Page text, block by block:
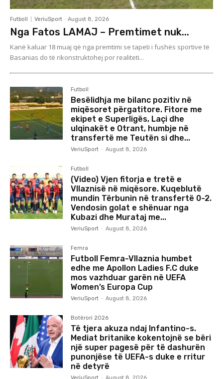
Futboll VeriuSport - August 8, 2026
Nga Fatos LAMAJ – Premtimet nuk...
Kanë kaluar 18 muaj që nga premtimi se tapeti i fushës sportive të
Basanias do të rikonstruktohej por realiteti...
Futboll
Besëlidhja me bilanc pozitiv në
miqësoret përgatitore. Fitore me
ekipet e Superligës, Laçi dhe
ulqinakët e Otrant, humbje në
transfertë me Teutën si dhe...
VeriuSport - August 8, 2026
Futboll
(Video) Vjen fitorja e tretë e
Vllaznisë në miqësore. Kuqeblutë
mundin Tërbunin në transfertë 0-2.
Vendosin golat e shënuar nga
Kubazi dhe Murataj me...
VeriuSport - August 8, 2026
Femra
Futboll Femra-Vllaznia humbet
edhe me Apollon Ladies F.C duke
mos vazhduar garën në UEFA
Women’s Europa Cup
VeriuSport - August 8, 2026
Botërori 2026
Të tjera akuza ndaj Infantino-s.
Mediat britanike kokentojnë se bëri
një super pagesë për të dashurën
punonjëse të UEFA-s duke e rritur
në detyrë